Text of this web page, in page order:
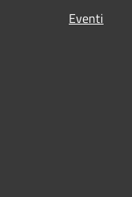
Eventi